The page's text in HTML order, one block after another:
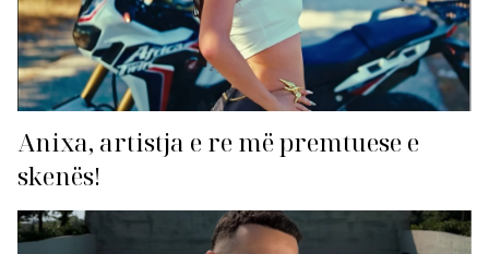
Anixa, artistja e re më premtuese e
skenës!